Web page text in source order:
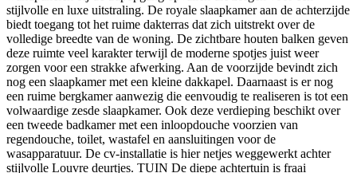
stijlvolle en luxe uitstraling. De royale slaapkamer aan de achterzijde
biedt toegang tot het ruime dakterras dat zich uitstrekt over de
volledige breedte van de woning. De zichtbare houten balken geven
deze ruimte veel karakter terwijl de moderne spotjes juist weer
zorgen voor een strakke afwerking. Aan de voorzijde bevindt zich
nog een slaapkamer met een kleine dakkapel. Daarnaast is er nog
een ruime bergkamer aanwezig die eenvoudig te realiseren is tot een
volwaardige zesde slaapkamer. Ook deze verdieping beschikt over
een tweede badkamer met een inloopdouche voorzien van
regendouche, toilet, wastafel en aansluitingen voor de
wasapparatuur. De cv-installatie is hier netjes weggewerkt achter
stijlvolle Louvre deurtjes. TUIN De diepe achtertuin is fraai